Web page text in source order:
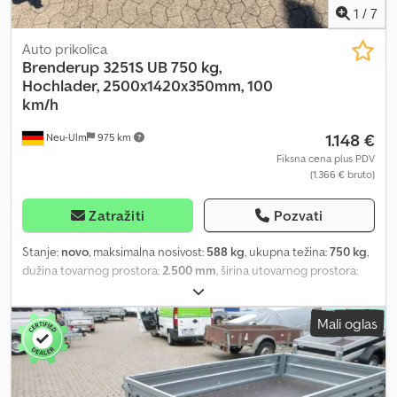
1 / 7
Neu-Ulm 975 km
Auto prikolica
Brenderup 3251S UB 750 kg,
Hochlader, 2500x1420x350mm, 100
km/h
1.148 €
Fiksna cena plus PDV
(1.366 € bruto)
Zatražiti Pozvati
Stanje: novo, maksimalna nosivost: 588 kg, ukupna težina:750 kg,
dužina tovarnog prostora: 2.500 mm , širina utovarnog prostora:
, visina tovarnog prostora:
prostora:1,4 m³, boja:ostalo, građevinska visina:960 mm, radna
širina:1.490 mm, Proizvođač: Brenderup, Tip: Brenderup 3251S UB,
prikolica sa visokim stranicama, čelična konstrukcija. Dozvoljena
ukupna masa: 750 kg, bez kočnica. Nosivost: 588 kg. Sopstvena
težina: 162 kg. Dimenzije sanduka: 2500 x 1420 x 350 mm. Gume: 13
Mali oglas